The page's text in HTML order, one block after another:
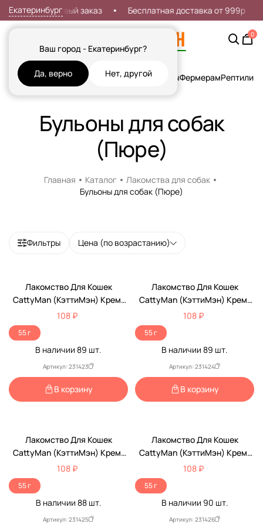
Екатеринбург
Ваш город - Екатеринбург?
Да, верно Нет, другой
7% на первый заказ Бесплатная доставка от 999р
0
Кошки СобакиРыбы Грызуны и Хорьки ПтицыФермерамРептилии
Бульоны для собак
(Пюре)
Главная Каталог
Лакомства для собак
Бульоны для собак (Пюре)
Фильтры Цена (по возрастанию)
Лакомство Для Кошек
CattyMan (КэттиМэн) Крем-
Мусс Тунец Магуро И
Цыпленок Пауч 55г
108 ₽
55 г
В наличии 89 шт.
Артикул: 231423
В корзину
Лакомство Для Кошек
CattyMan (КэттиМэн) Крем-
Мусс Утка И Тунец Магуро
108 ₽
55 г
В наличии 89 шт.
Артикул: 231424
В корзину
Лакомство Для Кошек
CattyMan (КэттиМэн) Крем-
Мусс Лосось Пауч 55г
108 ₽
55 г
В наличии 88шт.
Артикул: 231425
Лакомство Для Кошек
CattyMan (КэттиМэн) Крем-
Мусс Тунец Магуро Пауч 55г
108 ₽
55 г
В наличии 90 шт.
Артикул: 231426